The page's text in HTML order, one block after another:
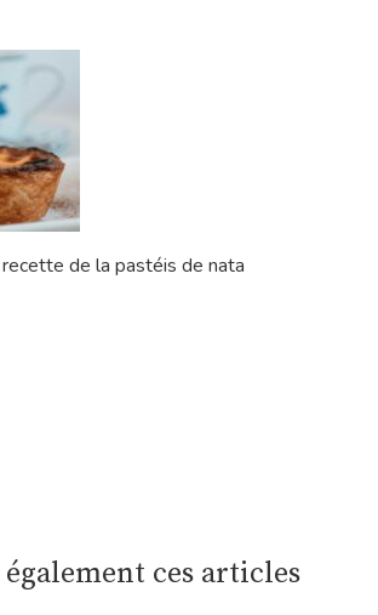
de la pastéis de nata
ces articles